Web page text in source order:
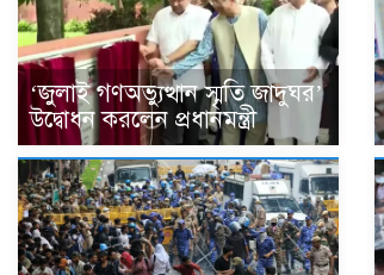
‘জুলাই গণঅভ্যুত্থান স্মৃতি জাদুঘর’
উদ্বোধন করলেন প্রধানমন্ত্রী